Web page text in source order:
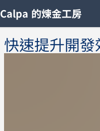
Calpa 的煉金工房
快速提升開